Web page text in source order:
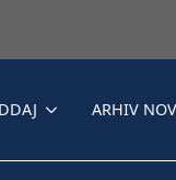
ARHIV